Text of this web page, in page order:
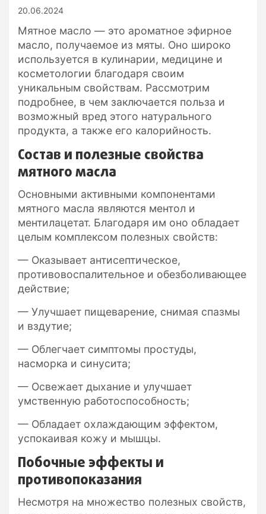
20.06.2024
Мятное масло — это ароматное эфирное
масло, получаемое из мяты. Оно широко
используется в кулинарии, медицине и
косметологии благодаря своим
уникальным свойствам. Рассмотрим
подробнее, в чем заключается польза и
возможный вред этого натурального
продукта, а также его калорийность.
Состав и полезные свойства
мятного масла
Основными активными компонентами
мятного масла являются ментол и
ментилацетат. Благодаря им оно обладает
целым комплексом полезных свойств:
— Оказывает антисептическое,
противовоспалительное и обезболивающее
действие;
— Улучшает пищеварение, снимая спазмы
и вздутие;
— Облегчает симптомы простуды,
насморка и синусита;
— Освежает дыхание и улучшает
умственную работоспособность;
— Обладает охлаждающим эффектом,
успокаивая кожу и мышцы.
Побочные эффекты и
противопоказания
Несмотря на множество полезных свойств,